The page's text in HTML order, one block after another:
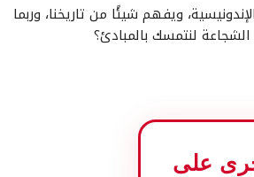
ويفهم شيئًا من تاريخنا، وربما
لنتمسك بالمبادئ؟
على